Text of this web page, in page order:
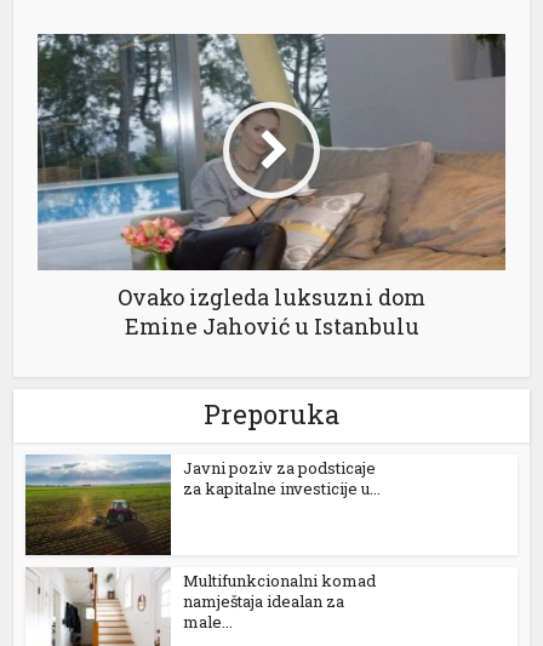
Ovako izgleda luksuzni dom
Emine Jahović u Istanbulu
Preporuka
Јavni poziv za podsticaje
za kapitalne investicije u...
Multifunkcionalni komad
namještaja idealan za
male...